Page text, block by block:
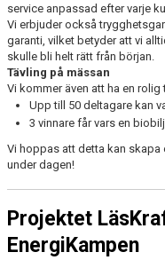
service anpassad efter varje
Vi erbjuder också
garanti , vilket betyder att vi
skulle bli helt rätt från början.
Tävling på mässan
Vi kommer även att ha en rolig
Upp till 50 deltagare kan
3 vinnare får vars en
Vi hoppas att detta kan
under dagen!
Projektet
EnergiKampen